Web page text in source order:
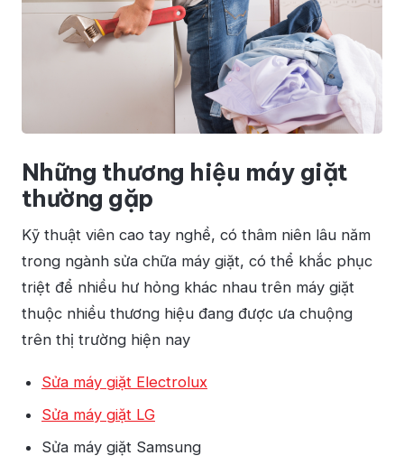
Những thương hiệu máy giặt
thường gặp
Kỹ thuật viên cao tay nghề, có thâm niên lâu năm
trong ngành sửa chữa máy giặt, có thể khắc phục
triệt để nhiều hư hỏng khác nhau trên máy giặt
thuộc nhiều thương hiệu đang được ưa chuộng
trên thị trường hiện nay
Sửa máy giặt Electrolux
Sửa máy giặt LG
Sửa máy giặt Samsung